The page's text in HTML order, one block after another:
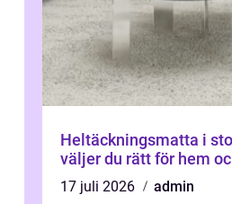
Heltäckningsmatta i
väljer du rätt för hem
17 juli 2026 admin